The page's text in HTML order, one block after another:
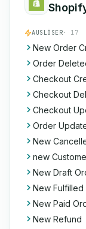
AUSLÖSER· 17
New Order
Order
Checkout
Checkout
Checkout
Order
New
new
New Draft
New
New Paid
New Refund